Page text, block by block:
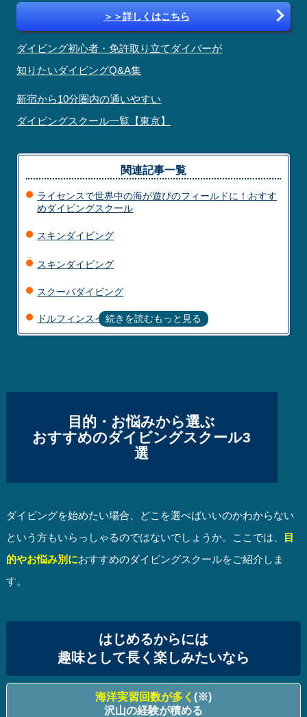
詳しくはこちら
ダイビング初心者・免許取り立てダイバーが
知りたいダイビングQ&A集
新宿から10分圏内の通いやすい
ダイビングスクール一覧【東京】
関連記事一覧
ライセンスで世界中の海が遊びのフィールドに！おすす
めダイビングスクール
スキンダイビング
スクーバダイビング
ドルフィンスイム
フリーダイビング もっと見る
スキンダイビング
スクーバダイビング
ドルフィンスイム
目的・お悩みから選ぶ
おすすめのダイビングスクール3
選
ダイビングを始めたい場合、どこを選べばいいのかわからない
という方もいらっしゃるのではないでしょうか。ここでは、
目
的やお悩み別におすすめのダイビングスクールをご紹介しま
す。
はじめるからには
趣味として長く楽しみたいなら
海洋実習回数が多く (※)
沢山の経験が積める